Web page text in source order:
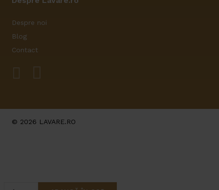
Cantitate
Despre noi
Blog
Contact
© 2026 LAVARE.RO